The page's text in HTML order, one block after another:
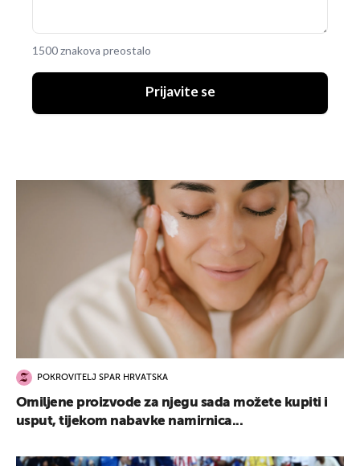
1500 znakova preostalo
Prijavite se
POKROVITELJ SPAR HRVATSKA
Omiljene proizvode za njegu sada možete kupiti i
usput, tijekom nabavke namirnica...